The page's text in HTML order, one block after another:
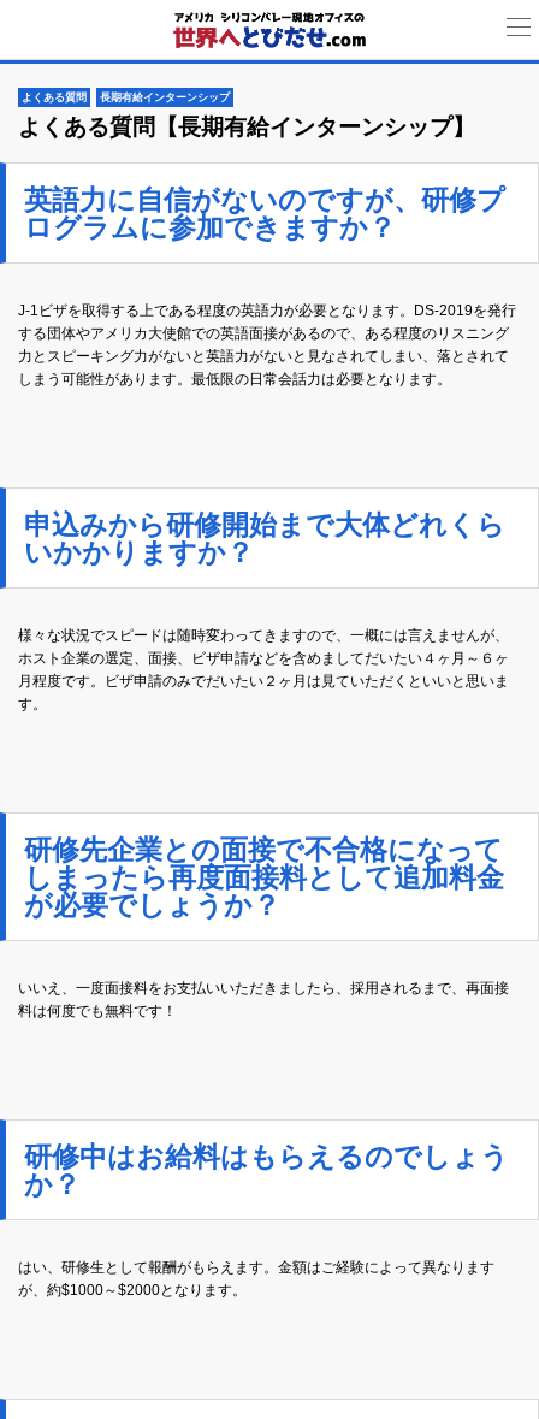
よくある質問 長期有給インターンシップ
よくある質問【長期有給インターンシップ】
英語力に自信がないのですが、研修プ
ログラムに参加できますか？
J-1ビザを取得する上である程度の英語力が必要となります。DS-2019を発行
する団体やアメリカ大使館での英語面接があるので、ある程度のリスニング
力とスピーキング力がないと英語力がないと見なされてしまい、落とされて
しまう可能性があります。最低限の日常会話力は必要となります。
申込みから研修開始まで大体どれくら
いかかりますか？
様々な状況でスピードは随時変わってきますので、一概には言えませんが、
ホスト企業の選定、面接、ビザ申請などを含めましてだいたい４ヶ月～６ヶ
月程度です。ビザ申請のみでだいたい２ヶ月は見ていただくといいと思いま
す。
研修先企業との面接で不合格になって
しまったら再度面接料として追加料金
が必要でしょうか？
いいえ、一度面接料をお支払いいただきましたら、採用されるまで、再面接
料は何度でも無料です！
研修中はお給料はもらえるのでしょう
か？
はい、研修生として報酬がもらえます。金額はご経験によって異なります
が、約$1000～$2000となります。